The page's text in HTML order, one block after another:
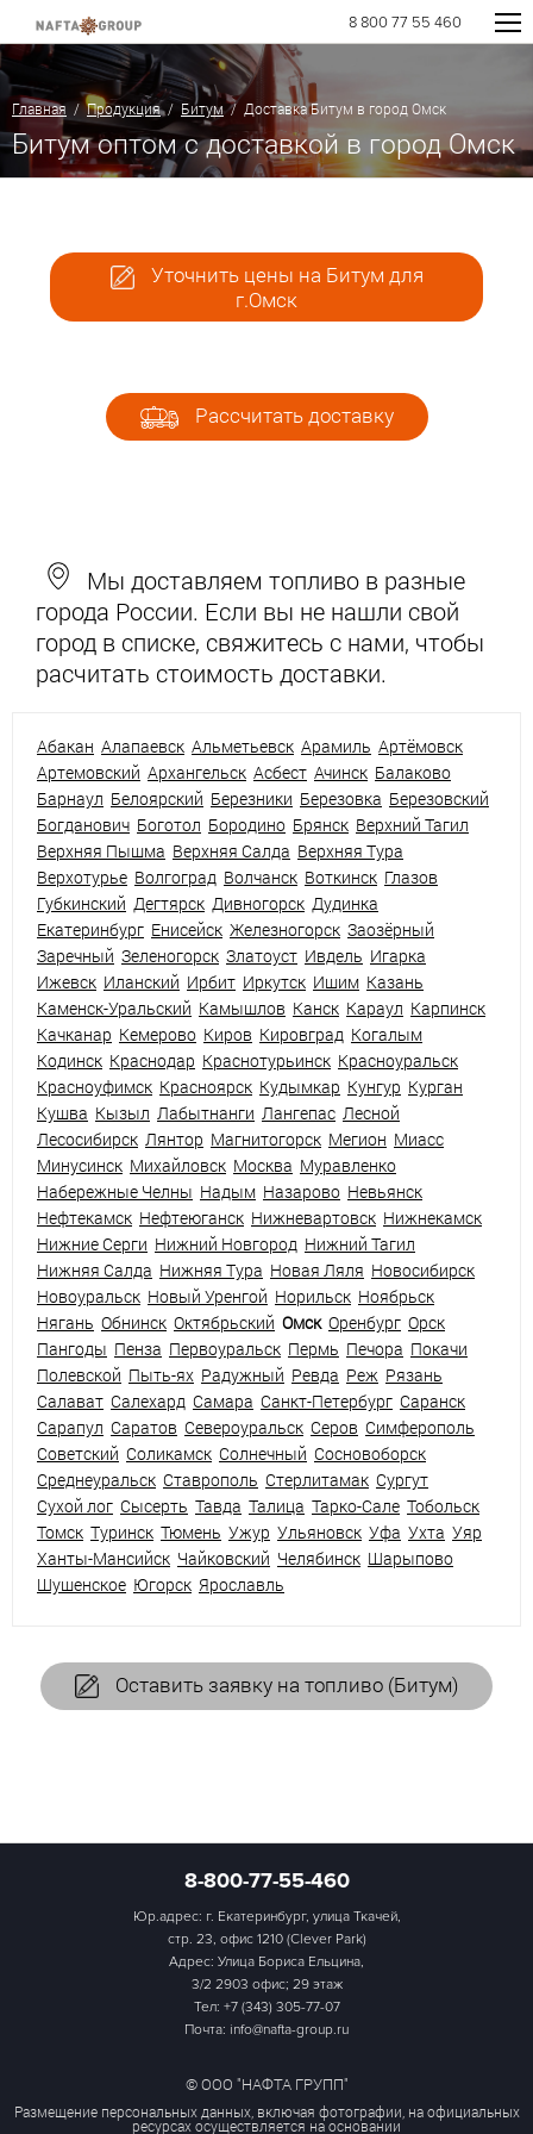
8 800 77 55 460
Главная /Продукция/ Битум/ Доставка Битум в город Омск
Битум оптом с доставкой в город Омск
Уточнить цены на Битум для
г.Омск
Рассчитать доставку
Мы доставляем топливо в разные
города России. Если вы не нашли свой
город в списке, свяжитесь с нами, чтобы
расчитать стоимость доставки.
Абакан Алапаевск Альметьевск Арамиль Артёмовск
Артемовский Архангельск Асбест Ачинск Балаково
Барнаул Белоярский Березники Березовка Березовский
Богданович Боготол Бородино Брянск Верхний Тагил
Верхняя Пышма Верхняя Салда Верхняя Тура
Верхотурье Волгоград Волчанск Воткинск Глазов
Губкинский Дегтярск Дивногорск Дудинка
Екатеринбург Енисейск Железногорск Заозёрный
Заречный Зеленогорск Златоуст Ивдель Игарка
Ижевск Иланский Ирбит Иркутск Ишим Казань
Каменск-Уральский Камышлов Канск Караул Карпинск
Качканар Кемерово Киров Кировград Когалым
Кодинск Краснодар Краснотурьинск Красноуральск
Красноуфимск Красноярск Кудымкар Кунгур Курган
Кушва Кызыл Лабытнанги Лангепас Лесной
Лесосибирск Лянтор Магнитогорск Мегион Миасс
Минусинск Михайловск Москва Муравленко
Набережные Челны Надым Назарово Невьянск
Нефтекамск Нефтеюганск Нижневартовск Нижнекамск
Нижние Серги Нижний Новгород Нижний Тагил
Нижняя Салда Нижняя Тура Новая Ляля Новосибирск
Новоуральск Новый Уренгой Норильск Ноябрьск
Нягань Обнинск Октябрьский Омск Оренбург Орск
Пангоды Пенза Первоуральск Пермь Печора Покачи
Полевской Пыть-ях Радужный Ревда Реж Рязань
Салават Салехард Самара Санкт-Петербург Саранск
Сарапул Саратов Североуральск Серов Симферополь
Советский Соликамск Солнечный Сосновоборск
Среднеуральск Ставрополь Стерлитамак Сургут
Сухой лог Сысерть Тавда Талица Тарко-Сале Тобольск
Томск Туринск Тюмень Ужур Ульяновск Уфа Ухта Уяр
Ханты-Мансийск Чайковский Челябинск Шарыпово
Шушенское Югорск Ярославль
Оставить заявку на топливо (Битум)
8-800-77-55-460
Юр.адрес: г. Екатеринбург, улица Ткачей,
стр. 23, офис 1210 (Clever Park)
Адрес: Улица Бориса Ельцина,
3/2 2903 офис; 29 этаж
Тел: +7 (343) 305-77-07
Почта: info@nafta-group.ru
© ООО "НАФТА ГРУПП"
Размещение персональных данных, включая фотографии, на официальных
ресурсах осуществляется на основании